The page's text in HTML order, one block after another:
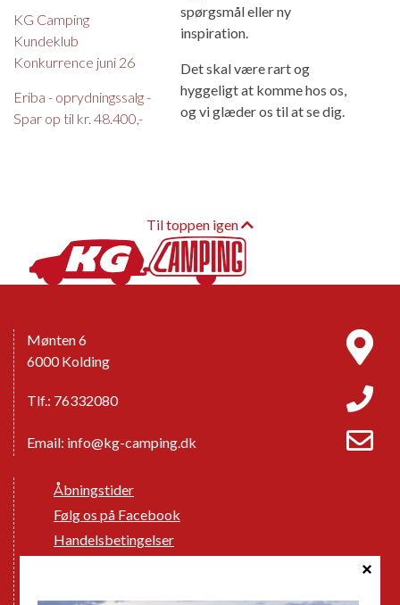
KG Camping
Kundeklub
Konkurrence juni 26
Eriba - oprydningssalg -
Spar op til kr. 48.400,-
spørgsmål eller ny
inspiration.
Det skal være rart og
hyggeligt at komme hos os,
og vi glæder os til at se dig.
Til toppen igen
Mønten 6
6000 Kolding
Tlf.: 76332080
Email: info@kg-camping.dk
Åbningstider
Følg os på Facebook
Handelsbetingelser